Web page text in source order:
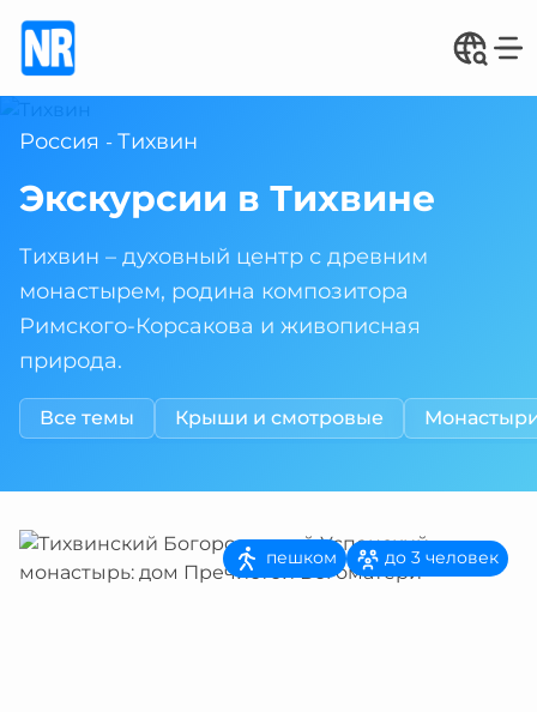
Россия - Тихвин
Экскурсии в Тихвине
Тихвин – духовный центр с древним
монастырем, родина композитора
Римского-Корсакова и живописная
природа.
Все темы Крыши и смотровые
пешком до 3 человек